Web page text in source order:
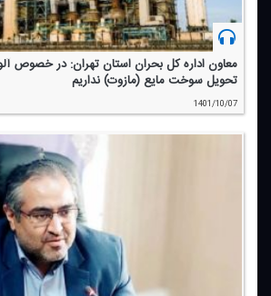
معاون اداره كل بحران استان تهران: در خصوص
تحویل سوخت مایع (مازوت) نداریم
1401/10/07